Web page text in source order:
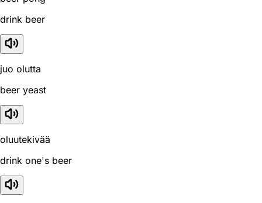
drink beer
juo olutta
beer yeast
oluutekivää
drink one's beer